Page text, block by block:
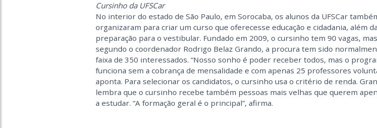
Cursinho da UFSCar
No interior do estado de São Paulo, em Sorocaba, os alunos da UFSCar
organizaram para criar um curso que oferecesse educação e cidadania, além da
preparação para o vestibular. Fundado em 2009, o cursinho tem 90 vagas,
segundo o coordenador Rodrigo Belaz Grando, a procura tem sido
faixa de 350 interessados. “Nosso sonho é poder receber todos, mas o
funciona sem a cobrança de mensalidade e com apenas 25 professores
aponta. Para selecionar os candidatos, o cursinho usa o critério de renda.
lembra que o cursinho recebe também pessoas mais velhas que querem
a estudar. “A formação geral é o principal”, afirma.